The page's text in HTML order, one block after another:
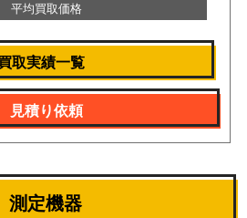
平均買取価格
取実績一覧
見積り依頼
測定機器